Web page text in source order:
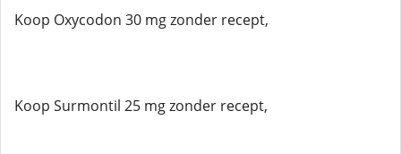
Koop Oxycodon 30 mg zonder recept,
Koop Surmontil 25 mg zonder recept,